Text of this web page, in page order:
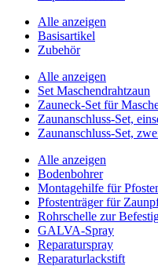
Alle anzeigen
Basisartikel
Zubehör
Alle anzeigen
Set Maschendrahtzaun
Zauneck-Set für
Zaunanschluss-Set,
Zaunanschluss-Set,
Alle anzeigen
Bodenbohrer
Montagehilfe für
Pfostenträger für
Rohrschelle zur
GALVA-Spray
Reparaturspray
Reparaturlackstift